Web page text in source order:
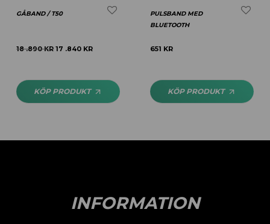
GÅBAND / T50
18 .890KR 17 .840 KR
KÖP PRODUKT
PULSBAND MED
BLUETOOTH
651 KR
KÖP PRODUKT
INFORMATION